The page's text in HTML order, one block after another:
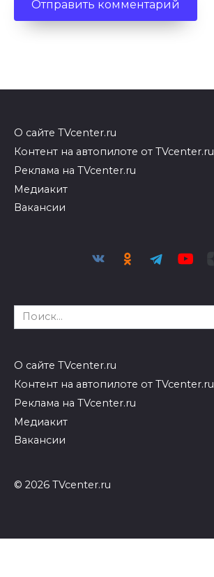
О сайте TVcenter.ru
Контент на автопилоте от TVcenter.ru
Реклама на TVcenter.ru
Медиакит
Вакансии
Search
for:
О сайте TVcenter.ru
Контент на автопилоте от TVcenter.ru
Реклама на TVcenter.ru
Медиакит
Вакансии
© 2026 TVcenter.ru